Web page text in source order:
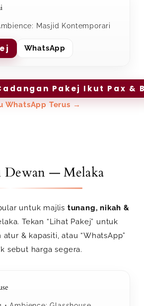
Masjid Kontemporari
WhatsApp
Pakej Ikut Pax &
WhatsApp Terus →
Dewan — Melaka
untuk majlis tunang, nikah &
Tekan “Lihat Pakej” untuk
atur & kapasiti, atau “WhatsApp”
sebut harga segera.